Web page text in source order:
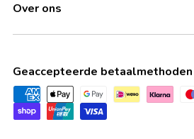
Over ons
Geaccepteerde betaalmethoden